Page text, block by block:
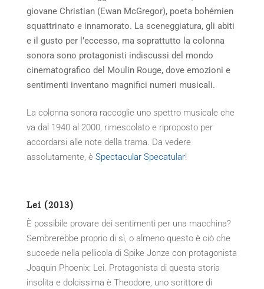
giovane Christian (Ewan McGregor), poeta bohémien
squattrinato e innamorato. La sceneggiatura, gli abiti
e il gusto per l’eccesso, ma soprattutto la colonna
sonora sono protagonisti indiscussi del mondo
cinematografico del Moulin Rouge, dove emozioni e
sentimenti inventano magnifici numeri musicali.
La colonna sonora raccoglie uno spettro musicale che
va dal 1940 al 2000, rimescolato e riproposto per
accordarsi alle note della trama. Da vedere
assolutamente, è Spectacular Specatular!
Lei (2013)
È possibile provare dei sentimenti per una macchina?
Sembrerebbe proprio di sì, o almeno questo è ciò che
succede nella pellicola di Spike Jonze con protagonista
Joaquin Phoenix: Lei. Protagonista di questa storia
insolita e dolcissima è Theodore, uno scrittore di